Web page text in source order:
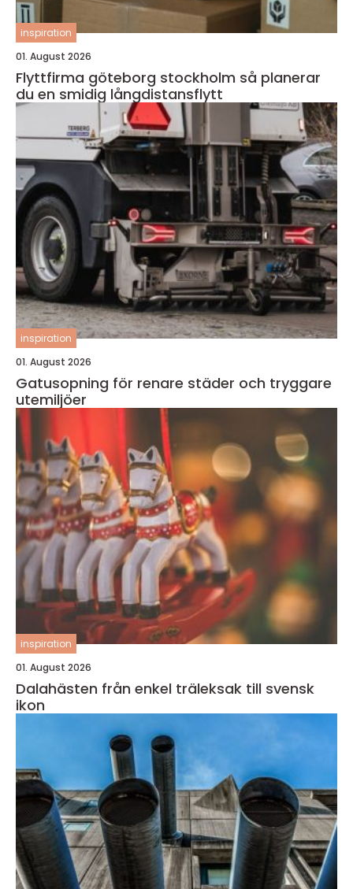
inspiration
01. August 2026
Flyttfirma göteborg stockholm så planerar
du en smidig långdistansflytt
inspiration
01. August 2026
Gatusopning för renare städer och tryggare
utemiljöer
inspiration
01. August 2026
Dalahästen från enkel träleksak till svensk
ikon